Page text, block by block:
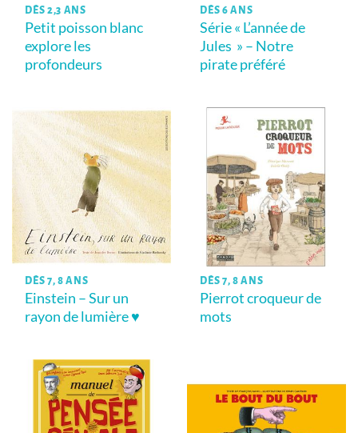
DÈS 2,3 ANS
Petit poisson blanc
explore les
profondeurs
DÈS 6 ANS
Série « L’année de
Jules » – Notre
pirate préféré
DÈS 7, 8 ANS
Einstein – Sur un
rayon de lumière ♥
DÈS 7, 8 ANS
Pierrot croqueur de
mots